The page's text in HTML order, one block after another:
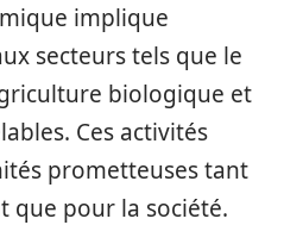
implique
secteurs tels que le
biologique et
Ces activités
prometteuses tant
que pour la société.